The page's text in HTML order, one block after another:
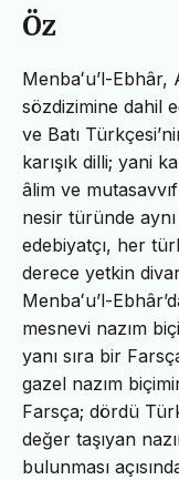
Öz
Menbaʻu’l-Ebhâr,
sözdizimine dahil
ve Batı
karışık dilli; yani
âlim ve
nesir türünde
edebiyatçı, her
derece yetkin
Menbaʻu’l-
mesnevi nazım
yanı sıra bir
gazel nazım
Farsça; dördü
değer taşıyan
bulunması